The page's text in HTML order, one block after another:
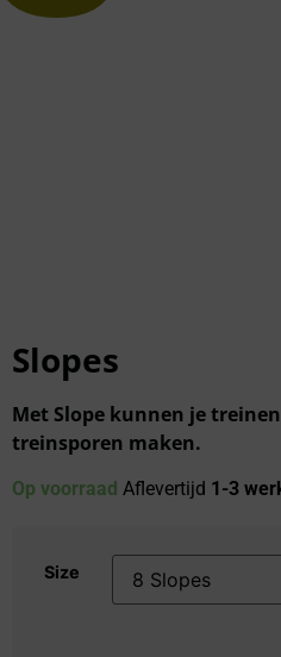
Slopes
Met Slope kunnen je
treinsporen maken.
Op voorraad Aflevertijd 1-3
Size